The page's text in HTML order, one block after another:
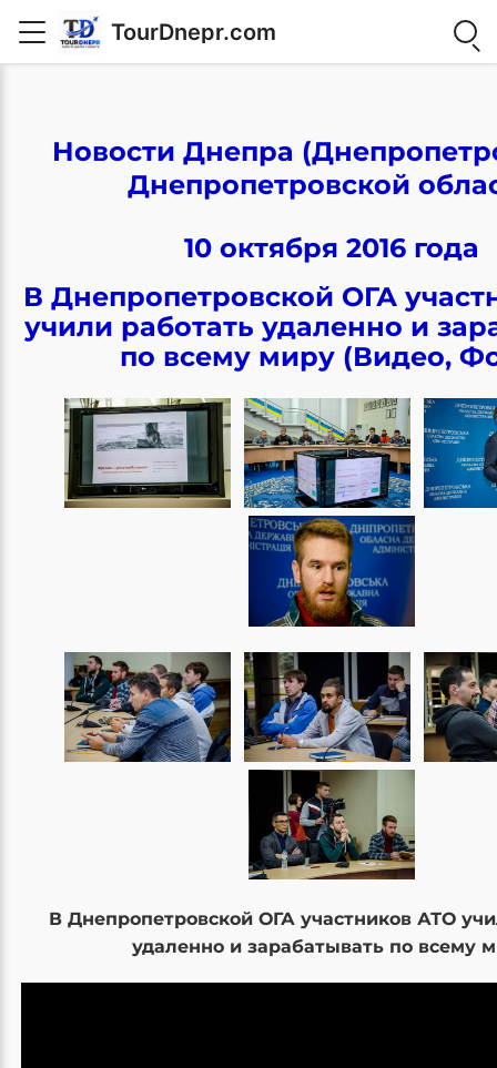
TourDnepr.com
Новости Днепра
Днепропетровской
10 октября 2016 года
В Днепропетровской ОГА
учили работать удаленно и
по всему миру (Видео,
В Днепропетровской ОГА участников АТО
удаленно и зарабатывать по всему